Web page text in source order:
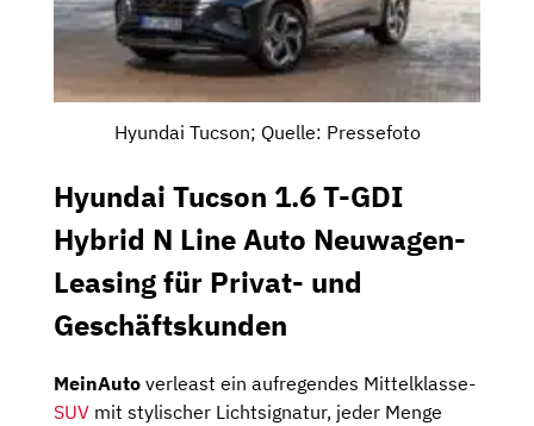
Hyundai Tucson; Quelle: Pressefoto
Hyundai Tucson 1.6 T-GDI
Hybrid N Line Auto Neuwagen-
Leasing für Privat- und
Geschäftskunden
MeinAuto verleast ein aufregendes Mittelklasse-
SUV mit stylischer Lichtsignatur, jeder Menge